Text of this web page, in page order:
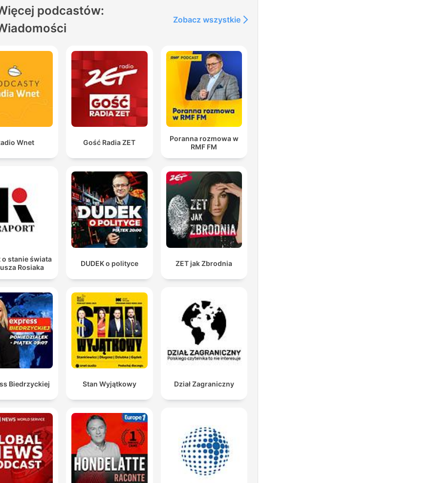
podcastów:
Zobacz wszystkie
Wnet Gość Radia ZET
Poranna rozmowa w
RMF FM
o stanie świata
Rosiaka
DUDEK o polityce ZET jak Zbrodnia
Biedrzyckiej Stan Wyjątkowy Dział Zagraniczny